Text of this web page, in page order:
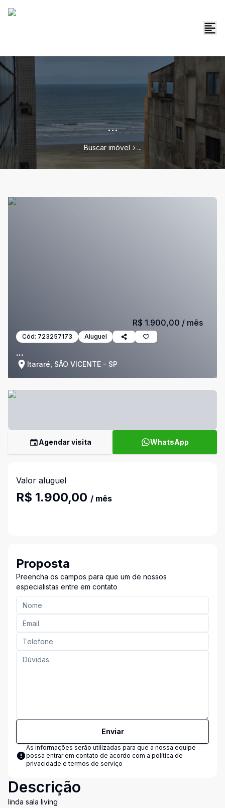
...
Buscar imóvel ...
Cód: 723257173 Aluguel
...
Itararé, SÃO VICENTE - SP
R$ 1.900,00 / mês
Agendar visita WhatsApp
Valor aluguel
R$ 1.900,00 / mês
Proposta
Preencha os campos para que um de nossos
especialistas entre em contato
Enviar
As informações serão utilizadas para que a nossa equipe
possa entrar em contato de acordo com a política de
privacidade e termos de serviço
Descrição
linda sala living